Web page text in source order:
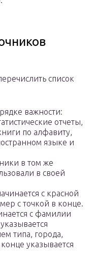
список
важности:
отчеты,
по алфавиту,
языке и
в том же
в своей
с красной
с точкой в конце.
с фамилии
типа, города,
указывается